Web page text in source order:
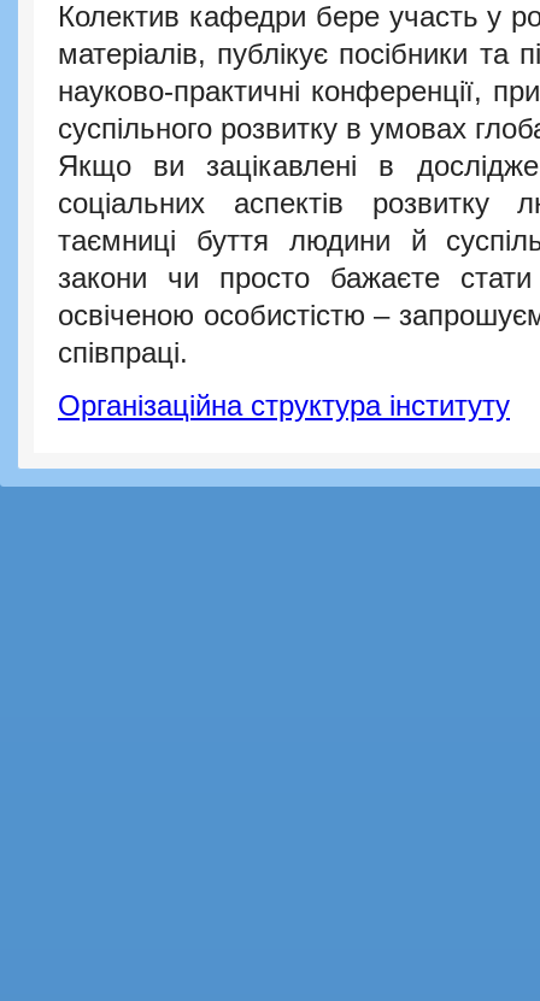
Колектив кафедри бере участь у
матеріалів, публікує посібники та
науково-практичні конференції,
суспільного розвитку в умовах
Якщо ви зацікавлені в
соціальних аспектів розвитку
таємниці буття людини й
закони чи просто бажаєте
освіченою особистістю –
співпраці.
Організаційна структура інституту